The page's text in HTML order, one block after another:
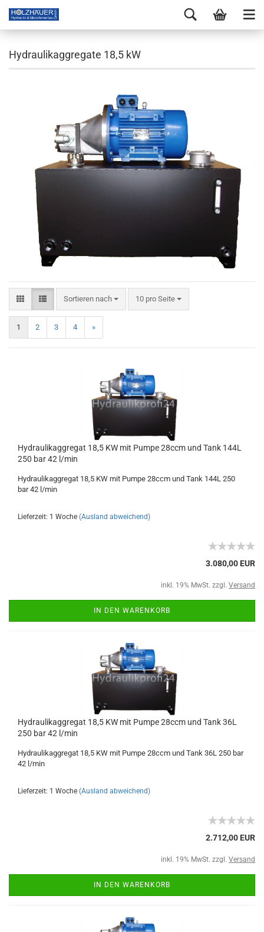
Hydraulikaggregate 18,5 kW
Sortieren nach 10 pro Seite
1 2 3 4 »
Hydraulikaggregat 18,5 KW mit Pumpe 28ccm und Tank 144L
250 bar 42 l/min
Hydraulikaggregat 18,5 KW mit Pumpe 28ccm und Tank 144L 250
bar 42 l/min
Lieferzeit: 1 Woche (Ausland abweichend)
3.080,00 EUR
inkl. 19% MwSt. zzgl. Versand
IN DEN WARENKORB
Hydraulikaggregat 18,5 KW mit Pumpe 28ccm und Tank 36L
250 bar 42 l/min
Hydraulikaggregat 18,5 KW mit Pumpe 28ccm und Tank 36L 250 bar
42 l/min
Lieferzeit: 1 Woche (Ausland abweichend)
2.712,00 EUR
inkl. 19% MwSt. zzgl. Versand
IN DEN WARENKORB